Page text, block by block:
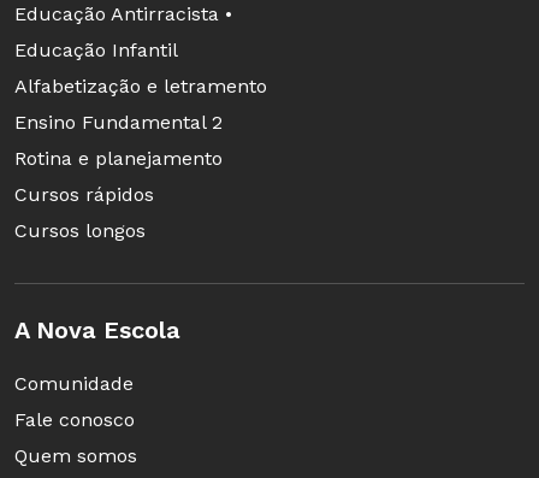
Educação Antirracista •
Educação Infantil
Alfabetização e letramento
Ensino Fundamental 2
Rotina e planejamento
Cursos rápidos
Cursos longos
A Nova Escola
Comunidade
Fale conosco
Quem somos